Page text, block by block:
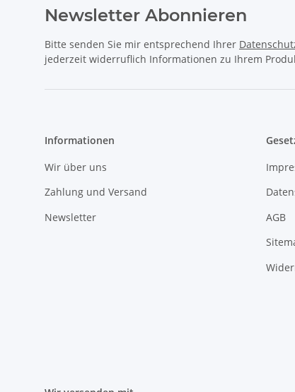
Newsletter Abonnieren
Bitte senden Sie mir entsprechend Ihrer
jederzeit widerruflich Informationen zu Ihrem
Informationen
Wir über uns
Zahlung und Versand
Newsletter
AGB